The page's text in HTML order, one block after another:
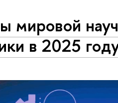
мировой
в 2025